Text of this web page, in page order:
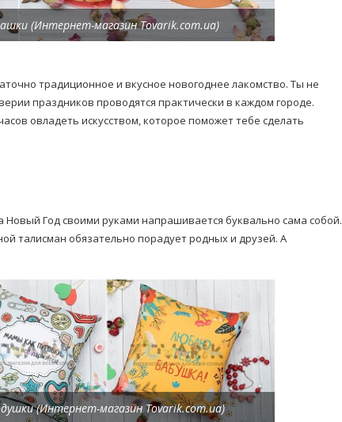
(Интернет-магазин Tovarik.com.ua)
традиционное и вкусное новогоднее лакомство. Ты не
праздников проводятся практически в каждом городе.
овладеть искусством, которое поможет тебе сделать
Год своими руками напрашивается буквально сама собой.
талисман обязательно порадует родных и друзей. А
(Интернет-магазин Tovarik.com.ua)